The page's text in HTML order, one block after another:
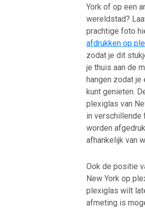
York of op een
wereldstad?
prachtige foto
afdrukken op
zodat je dit
je thuis aan de
hangen zodat je
kunt genieten.
plexiglas van
in verschillende
worden
afhankelijk van
Ook de positie
New York op
plexiglas wilt
afmeting is